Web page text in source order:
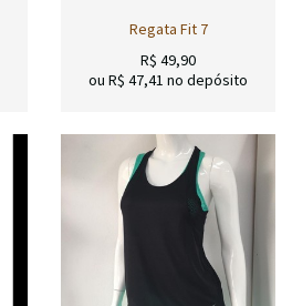
Regata Fit 7
R$ 49,90
ou R$ 47,41 no depósito